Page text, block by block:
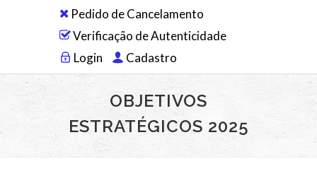
Pedido de Cancelamento
Verificação de Autenticidade
Login
Cadastro
OBJETIVOS
ESTRATÉGICOS 2025